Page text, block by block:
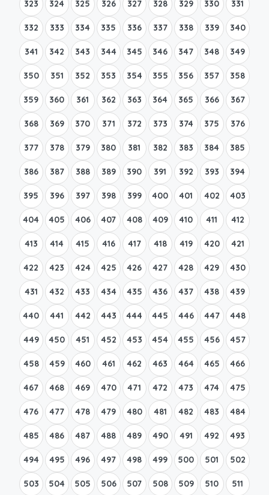
323 324 325 326 327 328 329 330 331
332 333 334 335 336 337 338 339 340
341 342 343 344 345 346 347 348 349
350 351 352 353 354 355 356 357 358
359 360 361 362 363 364 365 366 367
368 369 370 371 372 373 374 375 376
377 378 379 380 381 382 383 384 385
386 387 388 389 390 391 392 393 394
395 396 397 398 399 400 401 402 403
404 405 406 407 408 409 410 411 412
413 414 415 416 417 418 419 420 421
422 423 424 425 426 427 428 429 430
431 432 433 434 435 436 437 438 439
440 441 442 443 444 445 446 447 448
449 450 451 452 453 454 455 456 457
458 459 460 461 462 463 464 465 466
467 468 469 470 471 472 473 474 475
476 477 478 479 480 481 482 483 484
485 486 487 488 489 490 491 492 493
494 495 496 497 498 499 500 501 502
503 504 505 506 507 508 509 510 511